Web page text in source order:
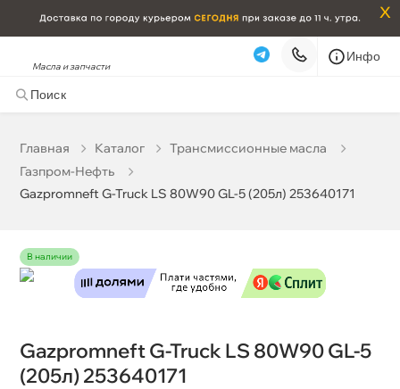
x
Масла и запчасти
Инфо
Главная Катало
Трансмиссионные масла
Газпром-Нефть
Gazpromneft G-Truck LS 80W90 GL-5 (205л) 253640171
наличии
Gazpromneft G-Truck LS 80W90 GL-5
(205л) 253640171
Бесплатная Завтра, 07.08 (при заказе от 2000₽)
Самовывоз
Карта Список